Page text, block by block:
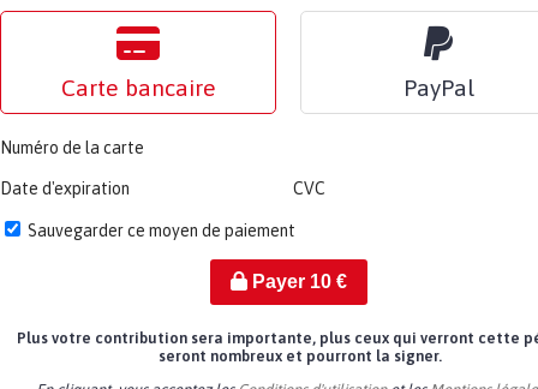
Carte bancaire PayPal
Numéro de la carte
Date d'expiration CVC
Sauvegarder ce moyen de paiement
Payer 10€
Plus votre contribution sera importante, plus ceux qui verront cette
seront nombreux et pourront la signer.